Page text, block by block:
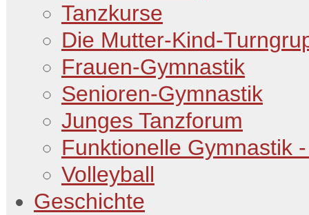
Tanzkurse
Die Mutter-Kind-
Frauen-Gymnastik
Senioren-Gymnastik
Junges Tanzforum
Funktionelle Gymnastik
Volleyball
Geschichte